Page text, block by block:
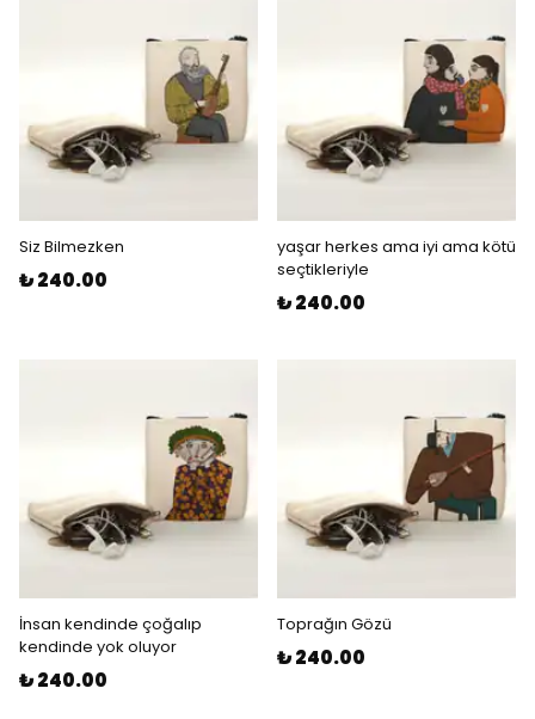
Siz Bilmezken
₺ 240.00
yaşar herkes ama iyi ama kötü
seçtikleriyle
₺ 240.00
İnsan kendinde çoğalıp
kendinde yok oluyor
₺ 240.00
Toprağın Gözü
₺ 240.00